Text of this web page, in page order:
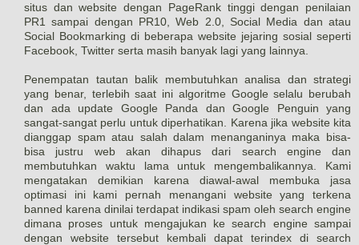
situs dan website dengan PageRank tinggi dengan penilaian
PR1 sampai dengan PR10, Web 2.0, Social Media dan atau
Social Bookmarking di beberapa website jejaring sosial seperti
Facebook, Twitter serta masih banyak lagi yang lainnya.
Penempatan tautan balik membutuhkan analisa dan strategi
yang benar, terlebih saat ini algoritme Google selalu berubah
dan ada update Google Panda dan Google Penguin yang
sangat-sangat perlu untuk diperhatikan. Karena jika website kita
dianggap spam atau salah dalam menanganinya maka bisa-
bisa justru web akan dihapus dari search engine dan
membutuhkan waktu lama untuk mengembalikannya. Kami
mengatakan demikian karena diawal-awal membuka jasa
optimasi ini kami pernah menangani website yang terkena
banned karena dinilai terdapat indikasi spam oleh search engine
dimana proses untuk mengajukan ke search engine sampai
dengan website tersebut kembali dapat terindex di search